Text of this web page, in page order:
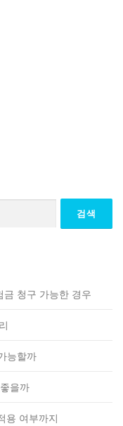
청구 가능한 경우
능할까
을까
용 여부까지